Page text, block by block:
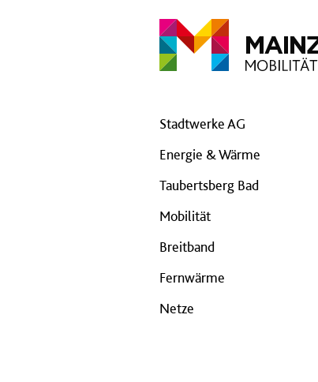
Stadtwerke AG
Energie & Wärme
Taubertsberg Bad
Mobilität
Breitband
Fernwärme
Netze